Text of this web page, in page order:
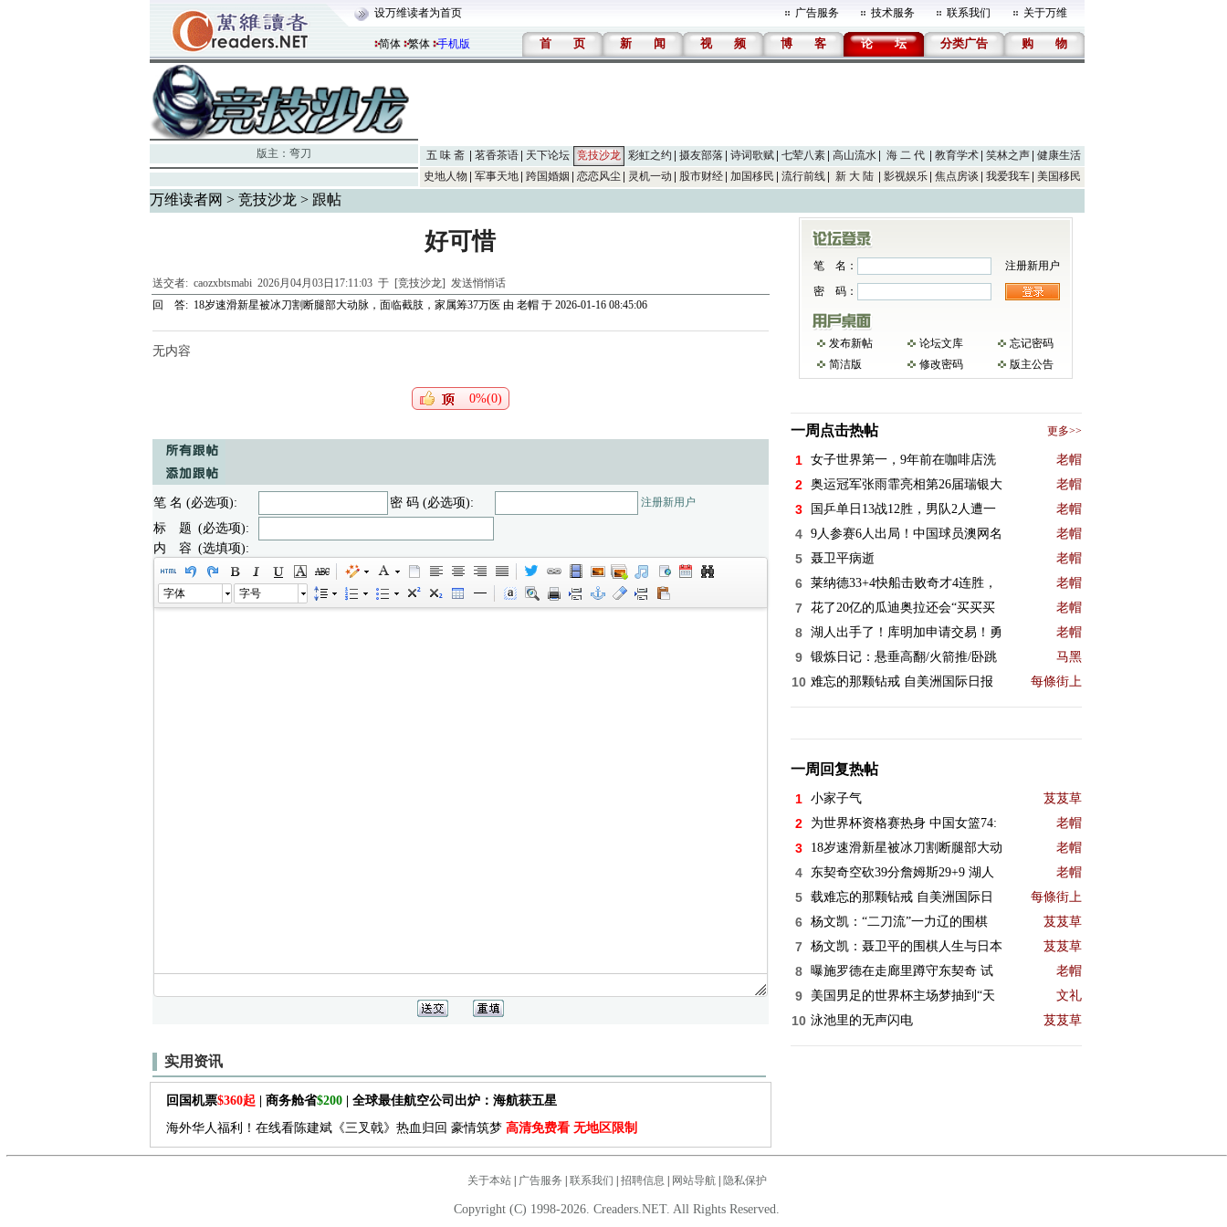
设万维读者为首页 广告服务 技术服务 联系我们 关于万维
简体 繁体 手机版 首 页 新 闻 视 频 博 客 论 坛 分类广告 购 物
版主： 弯刀 五 味 斋 茗香茶语 天下论坛 竞技沙龙 彩虹之约 摄友部落 诗词歌赋 七荤八素 高山流水 海 二 代 教育学术 笑林之声
健康生活
史地人物
军事天地 跨国婚姻 恋恋风尘 灵机一动 股市财经 加国移民 流行前线 新 大 陆 影视娱乐 焦点房谈 我爱我车 美国移民
万维读者网 > 竞技沙龙 > 跟帖
好可惜
送交者: caozxbtsmabi2026月04月03日17:11:03 于 [竞技沙龙] 发送悄悄话
回 答: 18岁速滑新星被冰刀割断腿部大动脉，面临截肢，家属筹37万医 由 老帽于 2026-01-16 08:45:06
无内容
0%(0)
笔 名 (必选项): 密 码 (必选项): 注册新用户
标 题 (必选项):
内 容 (选填项):
字体 字号
实用资讯
回国机票$360起 | 商务舱省$200| 全球最佳航空公司出炉：海航获五星
海外华人福利！在线看陈建斌《三叉戟》热血归回 豪情筑梦 高清免费看 无地区限制
笔 名：
注册新用户
密 码：
发布新帖 论坛文库
忘记密码
简洁版
修改密码 版主公告
一周点击热帖 更多>>
1 女子世界第一，9年前在咖啡店洗 老帽
2 奥运冠军张雨霏亮相第26届瑞银大 老帽
3 国乒单日13战12胜，男队2人遭一 老帽
4 9人参赛6人出局！中国球员澳网名 老帽
5 聂卫平病逝 老帽
6 莱纳德33+4快船击败奇才4连胜， 老帽
7 花了20亿的瓜迪奥拉还会“买买买 老帽
8 湖人出手了！库明加申请交易！勇 老帽
9 锻炼日记：悬垂高翻/火箭推/卧跳 马黑
10 难忘的那颗钻戒 自美洲国际日报 每條街上
一周回复热帖
1 小家子气 芨芨草
2 为世界杯资格赛热身 中国女篮74: 老帽
3 18岁速滑新星被冰刀割断腿部大动 老帽
4 东契奇空砍39分詹姆斯29+9 湖人 老帽
5 载难忘的那颗钻戒 自美洲国际日 每條街上
6 杨文凯：“二刀流”一力辽的围棋 芨芨草
7 杨文凯：聂卫平的围棋人生与日本 芨芨草
8 曝施罗德在走廊里蹲守东契奇 试 老帽
9 美国男足的世界杯主场梦抽到“天 文礼
10 泳池里的无声闪电 芨芨草
关于本站| 广告服务 联系我们 招聘信息 网站导航| 隐私保护
Copyright (C) 1998-2026. Creaders.NET. All Rights Reserved.